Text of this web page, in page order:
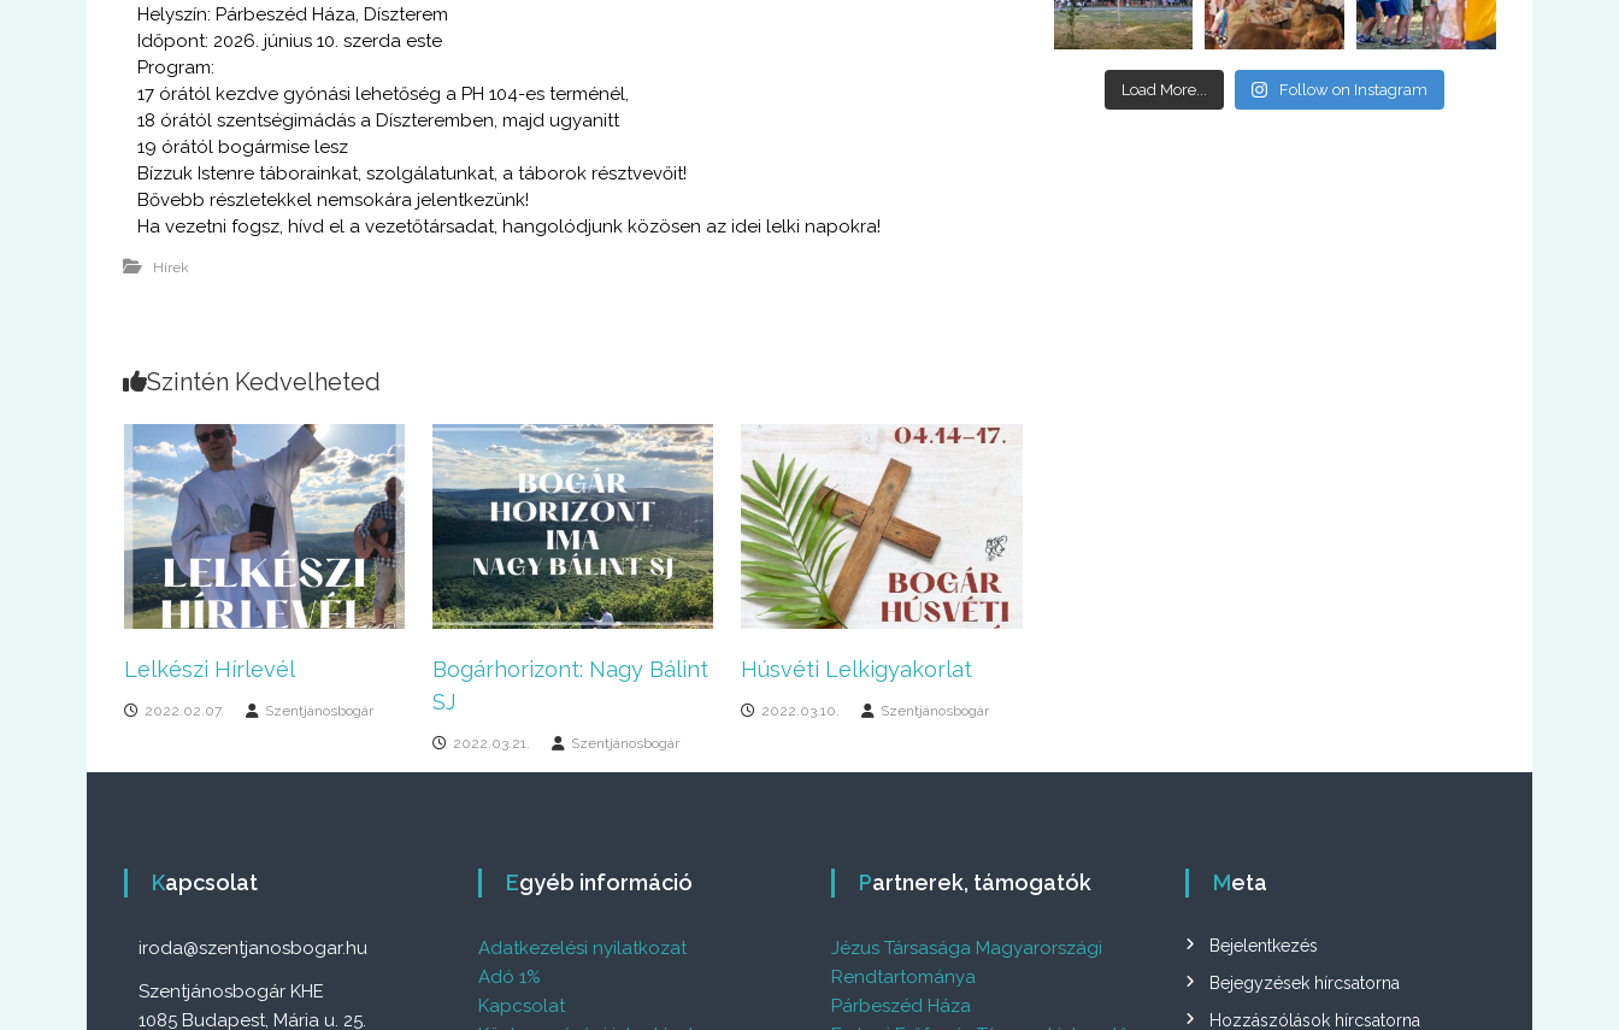
Helyszín: Párbeszéd Háza, Díszterem
Időpont: 2026. június 10. szerda este
Program:
17 órától kezdve gyónási lehetőség a PH 104-es terménél,
18 órától szentségimádás a Díszteremben, majd ugyanitt
19 órától bogármise lesz
Bízzuk Istenre táborainkat, szolgálatunkat, a táborok résztvevőit!
Bővebb részletekkel nemsokára jelentkezünk!
Ha vezetni fogsz, hívd el a vezetőtársadat, hangolódjunk közösen az idei lelki napokra!
Hírek
Szintén Kedvelheted
Lelkészi Hírlevél
2022.02.07. Szentjánosbogár
Bogárhorizont: Nagy Bálint
SJ
2022.03.21. Szentjánosbogár
Húsvéti Lelkigyakorlat
2022.03.10. Szentjánosbogár
Load More... Follow on Instagram
Kapcsolat
iroda@szentjanosbogar.hu
Szentjánosbogár KHE
1085 Budapest, Mária u. 25.
Egyéb információ
Adatkezelési nyilatkozat
Adó 1%
Kapcsolat
Partnerek, támogatók
Jézus Társasága Magyarországi
Rendtartománya
Párbeszéd Háza
Meta
Bejelentkezés
Bejegyzések hírcsatorna
Hozzászólások hírcsatorna